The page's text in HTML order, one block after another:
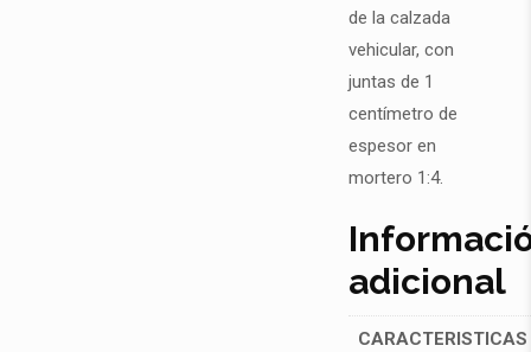
de la calzada
vehicular, con
juntas de 1
centímetro de
espesor en
mortero 1:4.
adicional
CARACTERISTICAS